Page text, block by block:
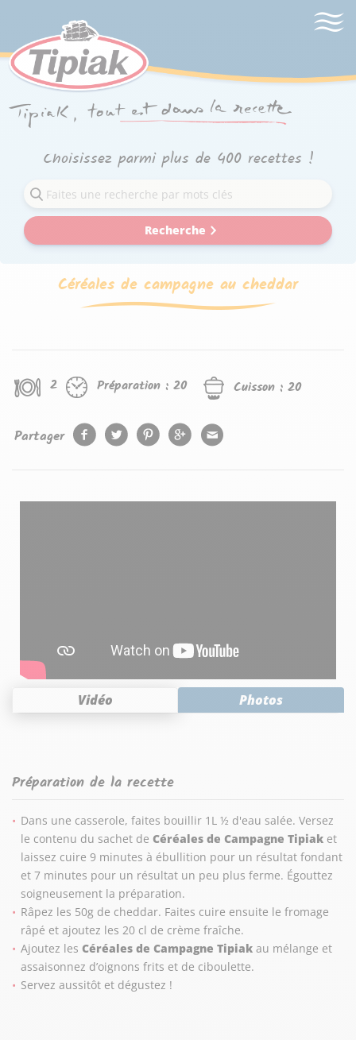
Choisissez parmi plus de 400 recettes !
Recherche
Céréales de campagne au cheddar
2 Préparation : 20 Cuisson : 20
Partager
Vidéo Photos
Préparation de la recette
Dans une casserole, faites bouillir 1L ½ d'eau salée. Versez
le contenu du sachet deCéréales de Campagne Tipiak et
laissez cuire 9 minutes à ébullition pour un résultat fondant
et 7 minutes pour un résultat un peu plus ferme. Égouttez
soigneusement la préparation.
Râpez les 50g de cheddar. Faites cuire ensuite le fromage
râpé et ajoutez les 20 cl de crème fraîche.
Ajoutez lesCéréales de Campagne Tipiak au mélange et
assaisonnez d’oignons frits et de ciboulette.
Servez aussitôt et dégustez !